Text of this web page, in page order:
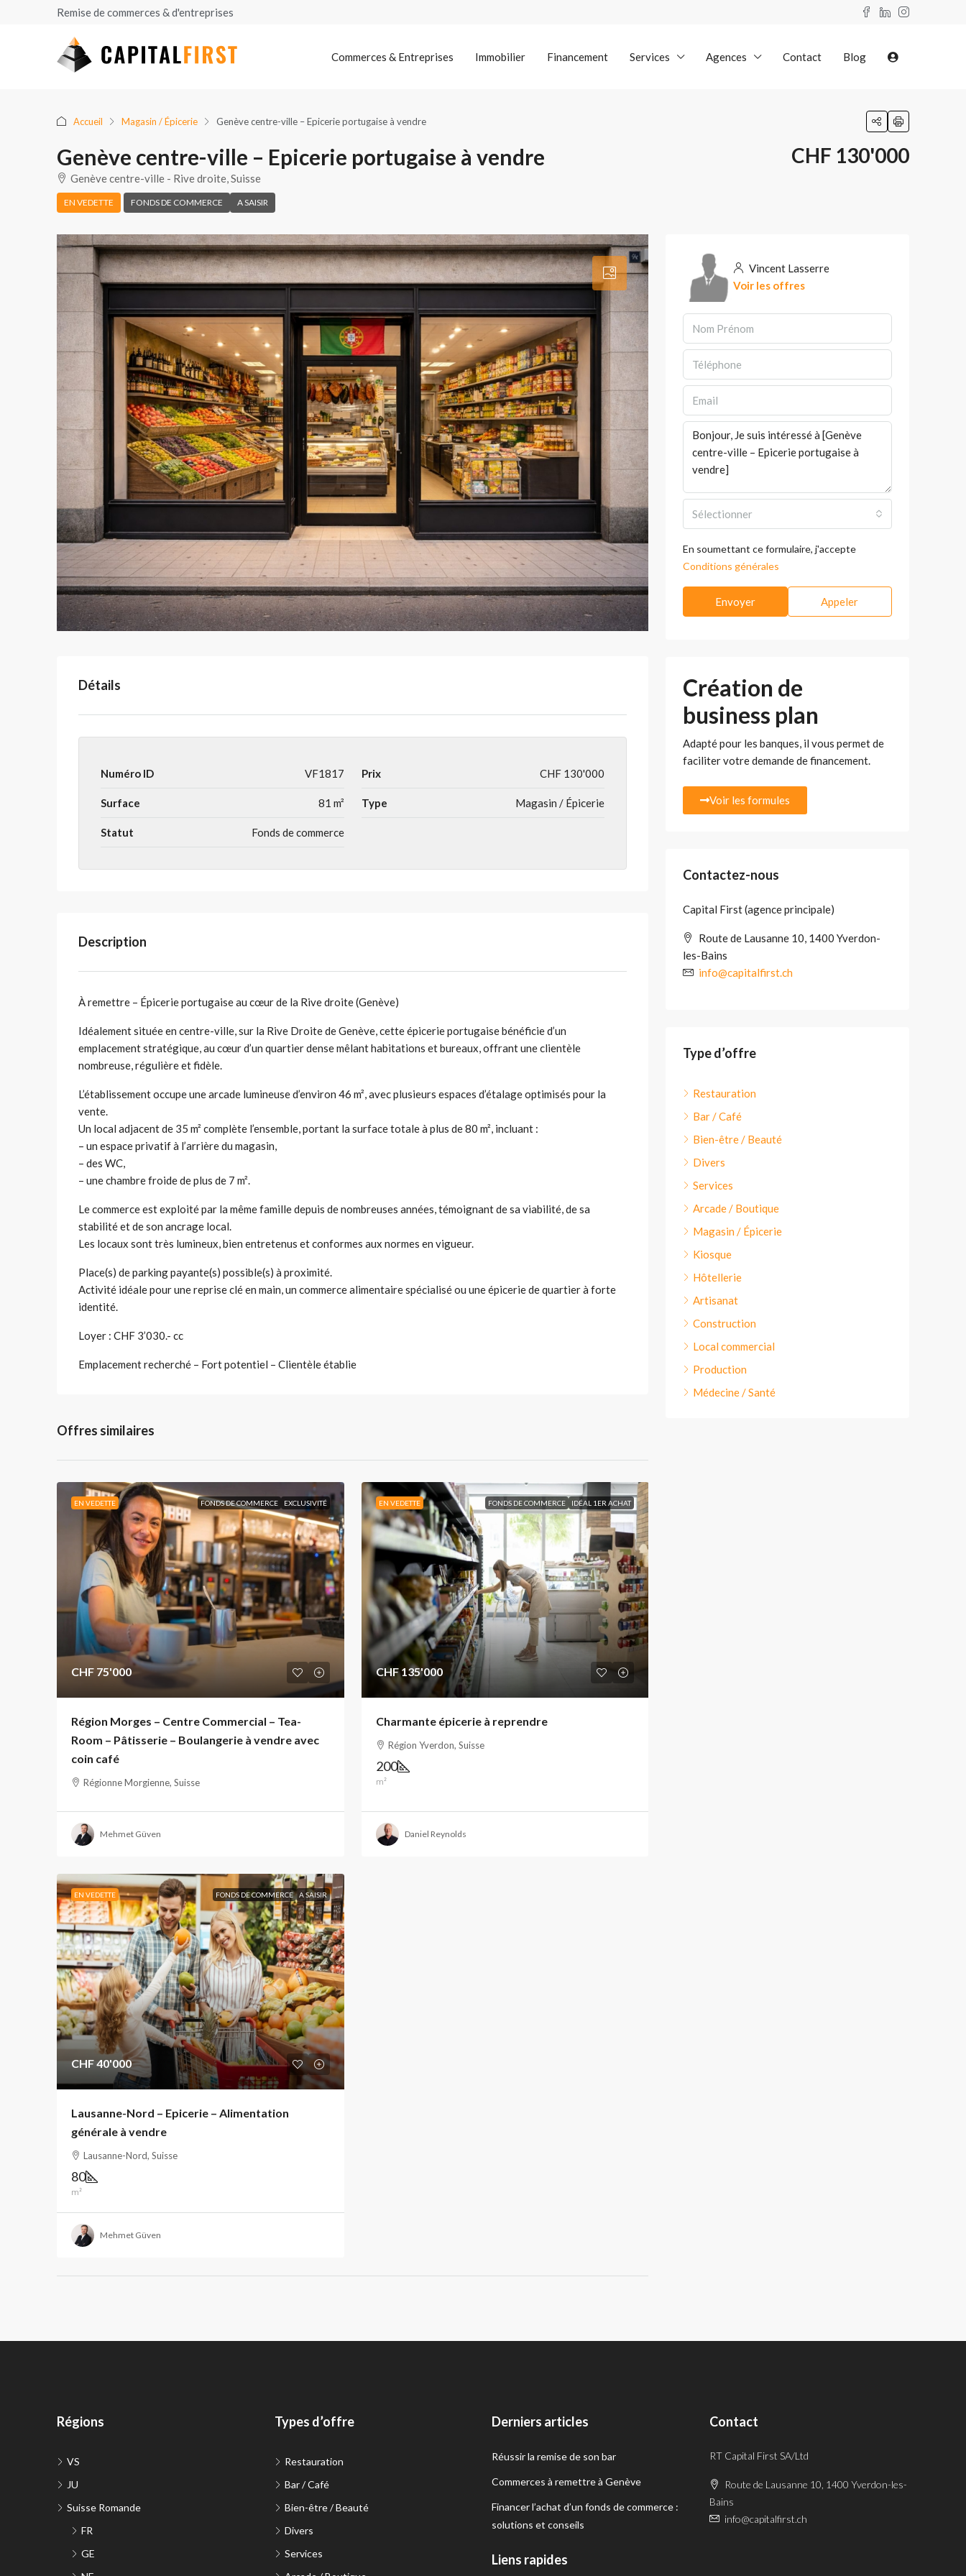
Remise de commerces & d'entreprises
Commerces & Entreprises Immobilier Financement Services Agences Contact Blog
Accueil Magasin / Épicerie Genève centre-ville – Epicerie portugaise à vendre
Genève centre-ville – Epicerie portugaise à vendre
Genève centre-ville - Rive droite, Suisse
EN VEDETTE FONDS DE COMMERCE A SAISIR
CHF 130'000
Détails
Numéro ID VF1817 Prix CHF 130'000
Surface 81 m² Type Magasin / Épicerie
Statut Fonds de commerce
Description
À remettre – Épicerie portugaise au cœur de la Rive droite (Genève)
Idéalement située en centre-ville, sur la Rive Droite de Genève, cette épicerie portugaise bénéficie d’un
emplacement stratégique, au cœur d’un quartier dense mêlant habitations et bureaux, offrant une clientèle
nombreuse, régulière et fidèle.
L’établissement occupe une arcade lumineuse d’environ 46 m², avec plusieurs espaces d’étalage optimisés pour la
vente.
Un local adjacent de 35 m² complète l’ensemble, portant la surface totale à plus de 80 m², incluant :
– un espace privatif à l’arrière du magasin,
– des WC,
– une chambre froide de plus de 7 m².
Le commerce est exploité par la même famille depuis de nombreuses années, témoignant de sa viabilité, de sa
stabilité et de son ancrage local.
Les locaux sont très lumineux, bien entretenus et conformes aux normes en vigueur.
Place(s) de parking payante(s) possible(s) à proximité.
Activité idéale pour une reprise clé en main, un commerce alimentaire spécialisé ou une épicerie de quartier à forte
identité.
Loyer : CHF 3’030.- cc
Emplacement recherché – Fort potentiel – Clientèle établie
Offres similaires
EN VEDETTE FONDS DE COMMERCE EXCLUSIVITÉ
CHF 75'000
Région Morges – Centre Commercial – Tea-
Room – Pâtisserie – Boulangerie à vendre avec
coin café
Régionne Morgienne, Suisse
Mehmet Güven
EN VEDETTE FONDS DE COMMERCE IDÉAL 1ER ACHAT
CHF 135'000
Charmante épicerie à reprendre
Région Yverdon, Suisse
200
m²
Daniel Reynolds
EN VEDETTE FONDS DE COMMERCE A SAISIR
CHF 40'000
Lausanne-Nord – Epicerie – Alimentation
générale à vendre
Lausanne-Nord, Suisse
80
m²
Mehmet Güven
Vincent Lasserre
Voir les offres
Sélectionner
En soumettant ce formulaire, j'accepte
Conditions générales
Envoyer Appeler
Création de
business plan
Adapté pour les banques, il vous permet de
faciliter votre demande de financement.
Voir les formules
Contactez-nous
Capital First (agence principale)
Route de Lausanne 10, 1400 Yverdon-
les-Bains
info@capitalfirst.ch
Type d’offre
Restauration
Bar / Café
Bien-être / Beauté
Divers
Services
Arcade / Boutique
Magasin / Épicerie
Kiosque
Hôtellerie
Artisanat
Construction
Local commercial
Production
Médecine / Santé
Régions
VS
JU
Suisse Romande
FR
GE
Types d’offre
Restauration
Bar / Café
Bien-être / Beauté
Divers
Services
Derniers articles
Réussir la remise de son bar
Commerces à remettre à Genève
Financer l’achat d’un fonds de commerce :
solutions et conseils
Liens rapides
Contact
RT Capital First SA/Ltd
Route de Lausanne 10, 1400 Yverdon-les-
Bains
info@capitalfirst.ch